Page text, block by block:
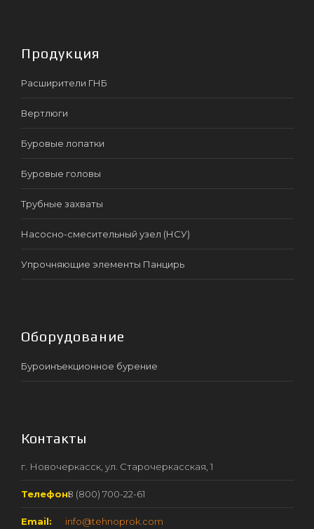
Продукция
Расширители ГНБ
Вертлюги
Буровые лопатки
Буровые головы
Трубные захваты
Насосно-смесительный узел (НСУ)
Упрочняющие элементы Панцирь
Оборудование
Буроинъекционное бурение
Контакты
г. Новочеркасск, ул. Старочеркасская, 1
Телефон:8 (800) 700-22-61
Email: info@tehnoprok.com